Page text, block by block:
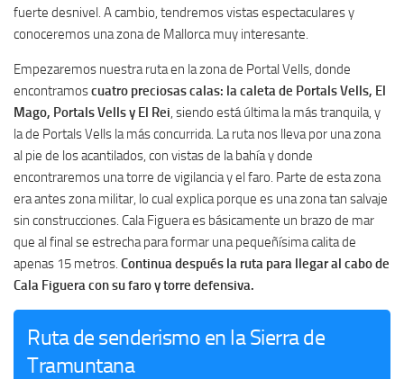
fuerte desnivel. A cambio, tendremos vistas espectaculares y
conoceremos una zona de Mallorca muy interesante.
Empezaremos nuestra ruta en la zona de Portal Vells, donde
encontramoscuatro preciosas calas: la caleta de Portals Vells, El
Mago, Portals Vells y El Rei , siendo está última la más tranquila, y
la de Portals Vells la más concurrida. La ruta nos lleva por una zona
al pie de los acantilados, con vistas de la bahía y donde
encontraremos una torre de vigilancia y el faro. Parte de esta zona
era antes zona militar, lo cual explica porque es una zona tan salvaje
sin construcciones. Cala Figuera es básicamente un brazo de mar
que al final se estrecha para formar una pequeñísima calita de
apenas 15 metros. Continua después la ruta para llegar al cabo de
Cala Figuera con su faro y torre defensiva.
Ruta de senderismo en la Sierra de
Tramuntana